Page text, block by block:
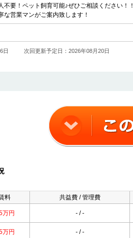
不要！ペット飼育可能♪ぜひご相談ください！！
な営業マンがご案内致します！
日 次回更新予定日：2026年08月20日
料 共益費 / 管理費
万円 - / -
万円 - / -